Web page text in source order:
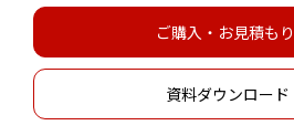
ご購入・お見積もり
資料ダウンロード